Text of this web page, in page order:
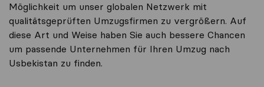
Möglichkeit um unser globalen Netzwerk mit
qualitätsgeprüften Umzugsfirmen zu vergrößern. Auf
diese Art und Weise haben Sie auch bessere Chancen
um passende Unternehmen für Ihren Umzug nach
Usbekistan zu finden.